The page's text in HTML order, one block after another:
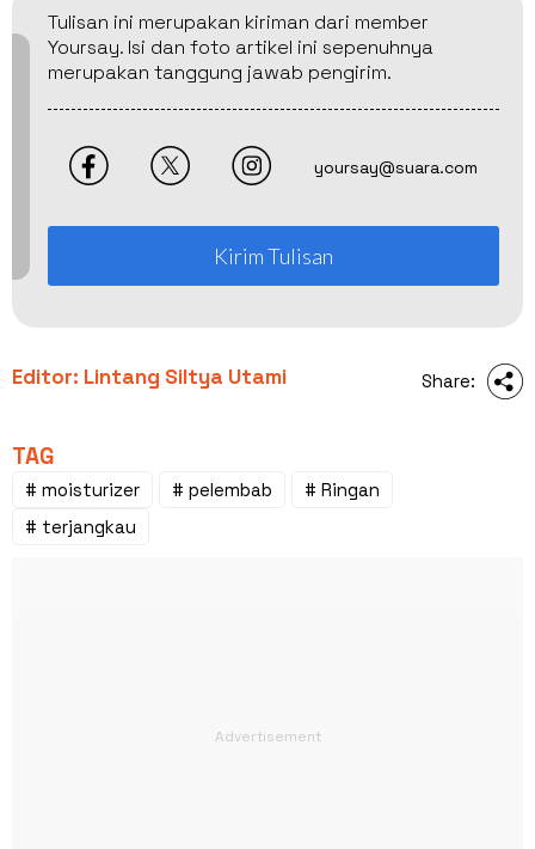
Tulisan ini merupakan kiriman dari member
Yoursay. Isi dan foto artikel ini sepenuhnya
merupakan tanggung jawab pengirim.
yoursay@suara.com
Kirim Tulisan
Editor: Lintang Siltya Utami Share:
TAG
# moisturizer # pelembab
# Ringan
# terjangkau